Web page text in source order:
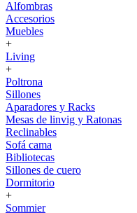
Alfombras
Accesorios
Muebles
+
Living
+
Poltrona
Sillones
Aparadores y Racks
Mesas de linvig y Ratonas
Reclinables
Sofá cama
Bibliotecas
Sillones de cuero
Dormitorio
+
Sommier